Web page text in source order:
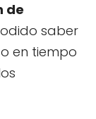
de
saber
en tiempo